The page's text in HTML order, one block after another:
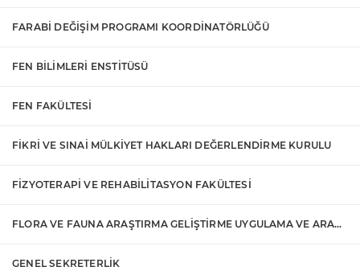
FARABİ DEĞİŞİM PROGRAMI KOORDİNATÖRLÜĞÜ
FEN BİLİMLERİ ENSTİTÜSÜ
FEN FAKÜLTESİ
FİKRİ VE SINAİ MÜLKİYET HAKLARI DEĞERLENDİRME KURULU
FİZYOTERAPİ VE REHABİLİTASYON FAKÜLTESİ
FLORA VE FAUNA ARAŞTIRMA GELİŞTİRME UYGULAMA VE ARAŞTIRMA MERKEZİ
GENEL SEKRETERLİK